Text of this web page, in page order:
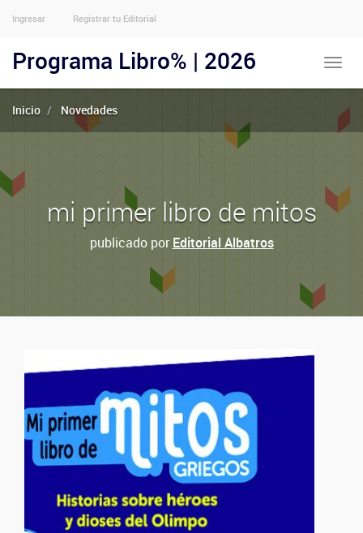
Menu
Usuarios
Anónimos
Ingresar Registrar tu Editorial
Toggle
Programa Libro% | 2026
Inicio Novedades
mi primer libro de mitos
publicado porEditorial Albatros